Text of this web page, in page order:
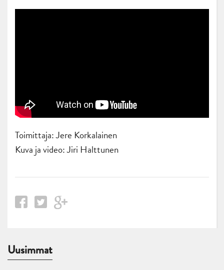
Toimittaja: Jere Korkalainen
Kuva ja video: Jiri Halttunen
Uusimmat